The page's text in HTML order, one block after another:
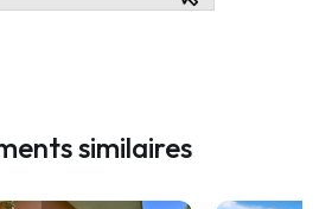
similaires